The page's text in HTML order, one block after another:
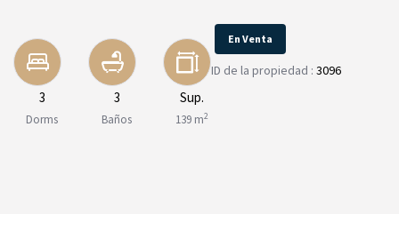
3
Dorms
3
Baños
Sup.
139 m2
En Venta
ID de la propiedad : 3096